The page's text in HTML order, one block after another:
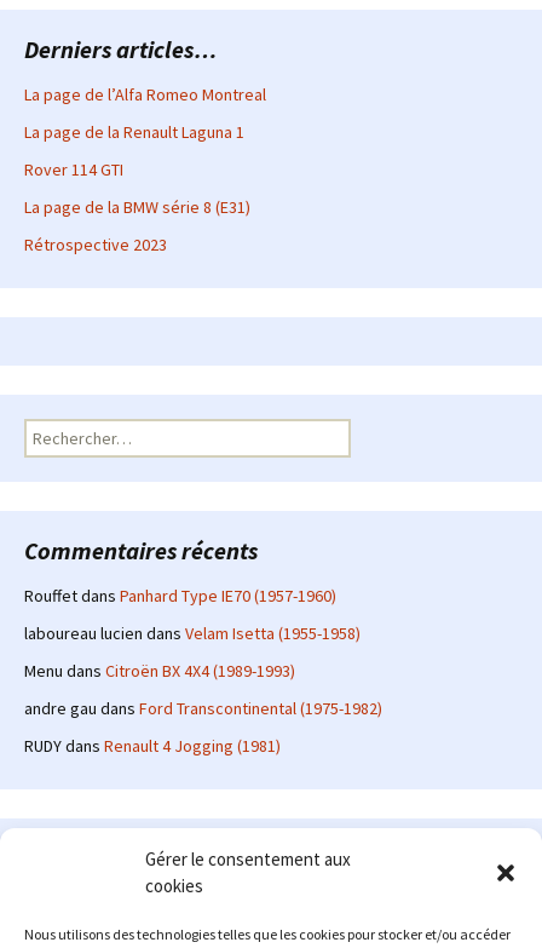
Gérer le consentement aux
cookies
Nous utilisons des technologies telles que les cookies pour stocker et/ou accéder
Derniers articles…
La page de l’Alfa Romeo Montreal
La page de la Renault Laguna 1
Rover 114 GTI
La page de la BMW série 8 (E31)
Rétrospective 2023
Rechercher :
Commentaires récents
Rouffetdans Panhard Type IE70 (1957-1960)
laboureau lucien dans Velam Isetta (1955-1958)
Menu dans Citroën BX 4X4 (1989-1993)
andre gau dans Ford Transcontinental (1975-1982)
RUDYdans Renault 4 Jogging (1981)
Le site en quelques mots
: passionné d'automobile ancienne depuis de
nombreuses années, j'ai commencé à partager ma passion sur